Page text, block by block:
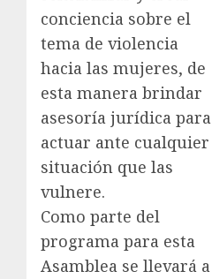
conciencia sobre el
tema de violencia
hacia las mujeres, de
esta manera brindar
asesoría jurídica para
actuar ante cualquier
situación que las
vulnere.
Como parte del
programa para esta
Asamblea se llevará a